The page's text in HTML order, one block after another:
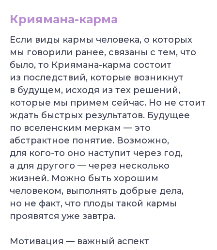
Криямана-карма
Если виды кармы человека, о которых
мы говорили ранее, связаны с тем, что
было, то Криямана-карма состоит
из последствий, которые возникнут
в будущем, исходя из тех решений,
которые мы примем сейчас. Но не стоит
ждать быстрых результатов. Будущее
по вселенским меркам — это
абстрактное понятие. Возможно,
для кого-то оно наступит через год,
а для другого — через несколько
жизней. Можно быть хорошим
человеком, выполнять добрые дела,
но не факт, что плоды такой кармы
проявятся уже завтра.
Мотивация — важный аспект